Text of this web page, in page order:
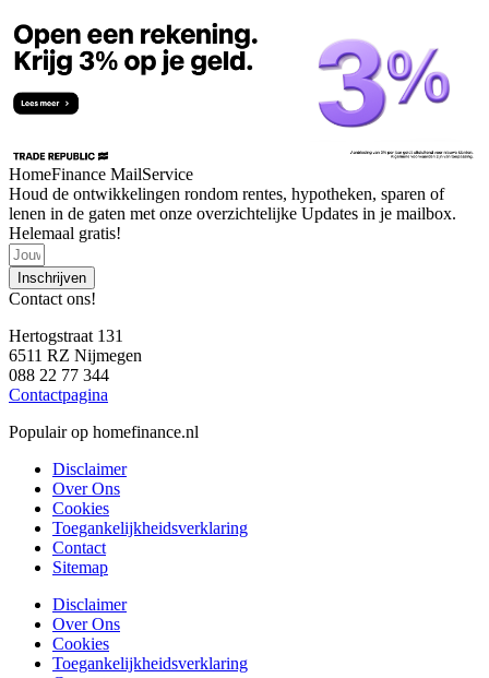
HomeFinance MailService
Houd de ontwikkelingen rondom rentes, hypotheken, sparen of
lenen in de gaten met onze overzichtelijke Updates in je mailbox.
Helemaal gratis!
Inschrijven
Contact ons!
Hertogstraat 131
6511 RZ Nijmegen
088 22 77 344
Contactpagina
Populair op homefinance.nl
Disclaimer
Over Ons
Cookies
Toegankelijkheidsverklaring
Contact
Sitemap
Disclaimer
Over Ons
Cookies
Toegankelijkheidsverklaring